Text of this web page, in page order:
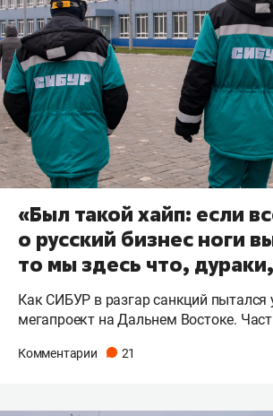
«Был такой хайп: если
о русский бизнес ноги
то мы здесь что,
Как СИБУР в разгар санкций пытался
мегапроект на Дальнем Востоке.
Комментарии 21